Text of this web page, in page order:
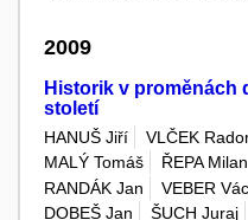
2009
Historik v proměnách
století
HANUŠ Jiří VLČEK
MALÝ Tomáš
ŘEPA Milan
RANDÁK Jan
VEBER
DOBEŠ Jan
ŠUCH Juraj